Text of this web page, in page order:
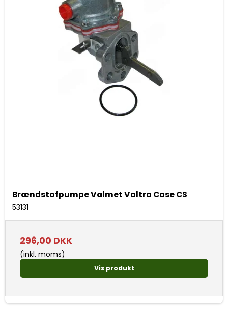
Brændstofpumpe Valmet Valtra Case CS
53131
296,00 DKK
(inkl. moms)
Vis produkt